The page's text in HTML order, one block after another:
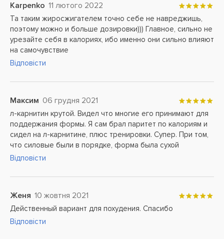
Karpenko 11 лютого 2022
Та таким жиросжигателем точно себе не навреджишь,
поэтому можно и больше дозировки))) Главное, сильно не
урезайте себя в калориях, ибо именно они сильно влияют
на самочувствие
Відповісти
Максим 06 грудня 2021
л-карнитин крутой. Видел что многие его принимают для
поддержания формы. Я сам брал паритет по калориям и
сидел на л-карнитине, плюс тренировки. Супер. При том,
что силовые были в порядке, форма была сухой
Відповісти
Женя 10 жовтня 2021
Действенный вариант для похудения. Спасибо
Відповісти